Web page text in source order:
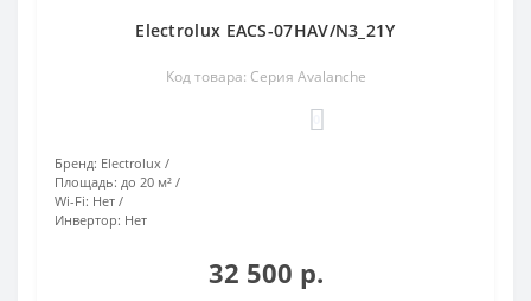
Electrolux EACS-07HAV/N3_21Y
Код товара: Серия Avalanche
Бренд: Electrolux
Площадь: до 20 м²
Wi-Fi: Нет
Инвертор: Нет
32 500 р.